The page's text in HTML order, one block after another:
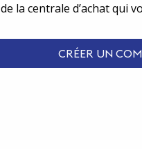
de la centrale d’achat qui
CRÉER UN